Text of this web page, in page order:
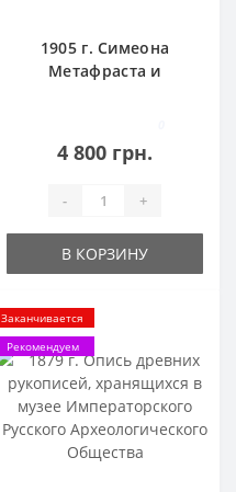
1905 г. Симеона
Метафраста и
от различных
4 800 грн.
- +
В КОРЗИНУ
Заканчивается
Рекомендуем